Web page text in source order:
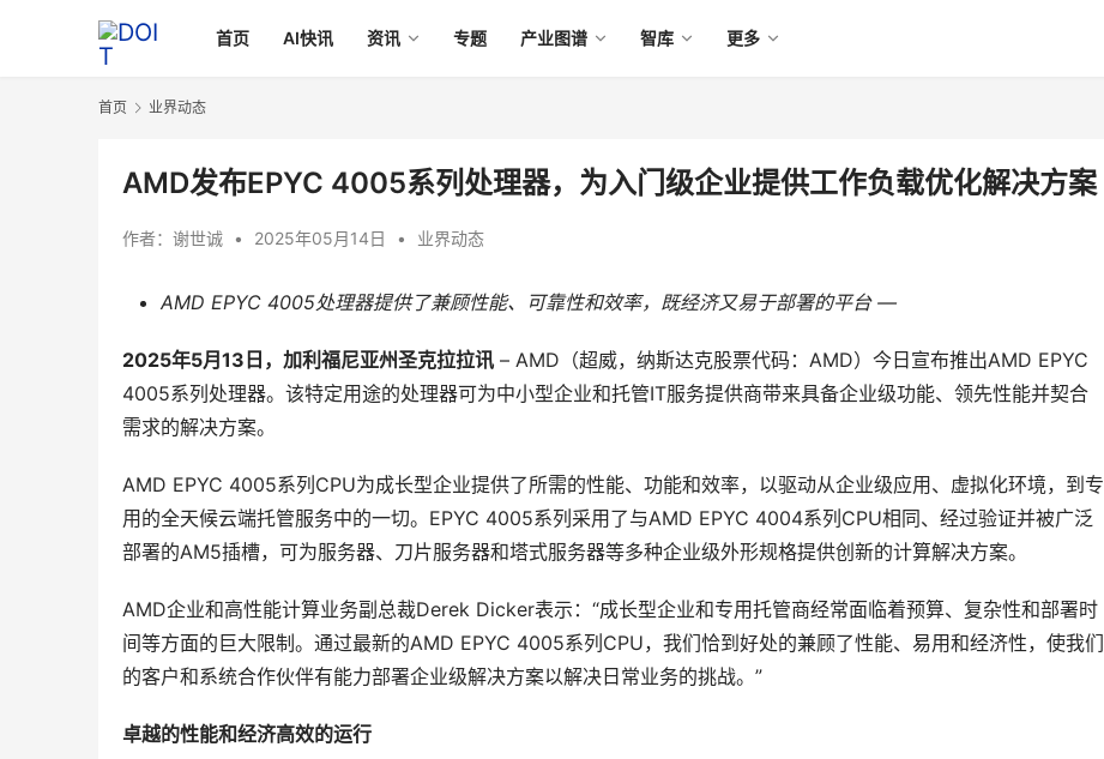
首页 AI快讯 资讯 专题 产业图谱 智库 更多
首页 业界动态
AMD发布EPYC 4005系列处理器，为入门级企业提供工作负载优化解决方案
作者： 谢世诚 • 2025年05月14日 • 业界动态
AMD EPYC 4005处理器提供了兼顾性能、可靠性和效率，既经济又易于部署的平台 —
2025年5月13日，加利福尼亚州圣克拉拉讯 – AMD（超威，纳斯达克股票代码：AMD）今日宣布推出AMD EPYC
4005系列处理器。该特定用途的处理器可为中小型企业和托管IT服务提供商带来具备企业级功能、领先性能并契合
需求的解决方案。
AMD EPYC 4005系列CPU为成长型企业提供了所需的性能、功能和效率，以驱动从企业级应用、虚拟化环境，到专
用的全天候云端托管服务中的一切。EPYC 4005系列采用了与AMD EPYC 4004系列CPU相同、经过验证并被广泛
部署的AM5插槽，可为服务器、刀片服务器和塔式服务器等多种企业级外形规格提供创新的计算解决方案。
AMD企业和高性能计算业务副总裁Derek Dicker表示：“成长型企业和专用托管商经常面临着预算、复杂性和部署时
间等方面的巨大限制。通过最新的AMD EPYC 4005系列CPU，我们恰到好处的兼顾了性能、易用和经济性，使我们
的客户和系统合作伙伴有能力部署企业级解决方案以解决日常业务的挑战。”
卓越的性能和经济高效的运行